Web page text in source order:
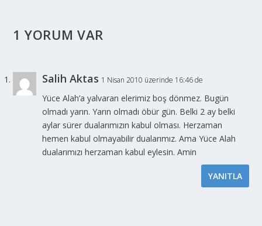
1 YORUM VAR
Salih Aktas 1 Nisan 2010 üzerinde 16:46 de
Yüce Alah’a yalvaran elerimiz boş dönmez. Bugün
olmadı yarın. Yarın olmadı öbür gün. Belki 2 ay belki
aylar sürer dualarımızın kabul olması. Herzaman
hemen kabul olmayabilir dualarımız. Ama Yüce Alah
dualarımızı herzaman kabul eylesin. Amin
YANITLA